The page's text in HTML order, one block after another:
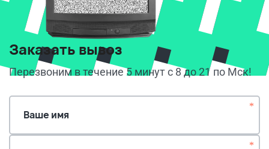
Заказать вывоз
Перезвоним в течение 5 минут с 8 до 21 по Мск!
Ваше имя
*
*